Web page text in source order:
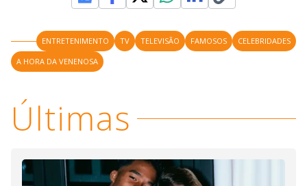
ENTRETENIMENTO TV TELEVISÃO FAMOSOS
CELEBRIDADES
A HORA DA VENENOSA
Últimas